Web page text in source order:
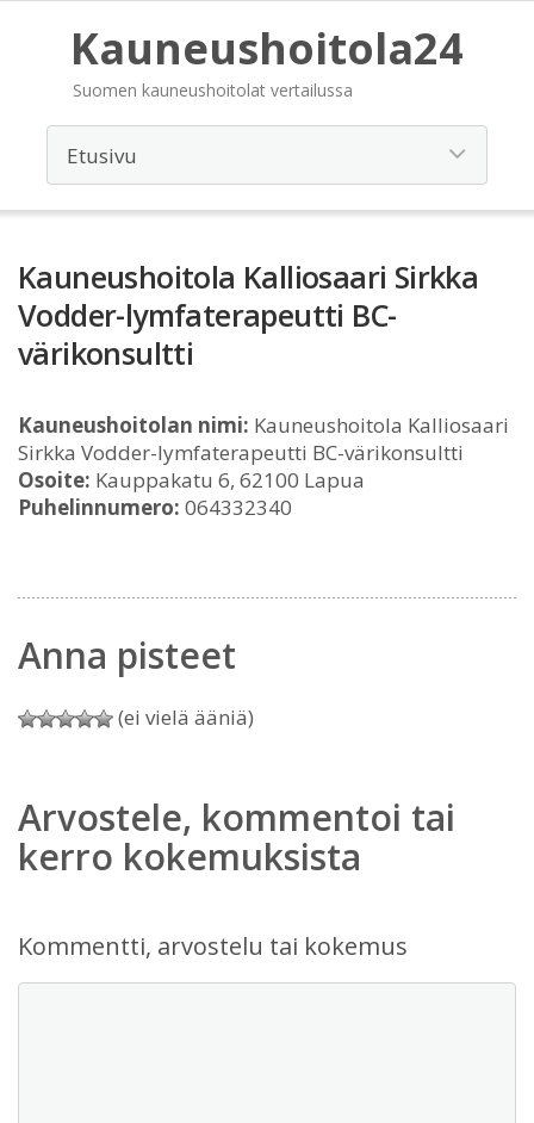
Kauneushoitola24
Suomen kauneushoitolat vertailussa
Kauneushoitola Kalliosaari Sirkka
Vodder-lymfaterapeutti BC-
värikonsultti
Kauneushoitolan nimi: Kauneushoitola Kalliosaari
Sirkka Vodder-lymfaterapeutti BC-värikonsultti
Osoite: Kauppakatu 6, 62100 Lapua
Puhelinnumero: 064332340
Anna pisteet
(ei vielä ääniä)
Arvostele, kommentoi tai
kerro kokemuksista
Kommentti, arvostelu tai kokemus